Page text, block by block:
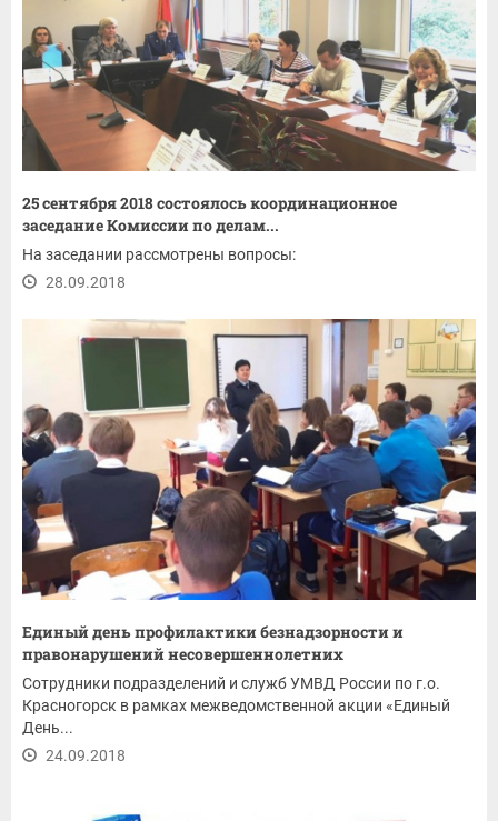
25 сентября 2018 состоялось координационное
заседание Комиссии по делам...
На заседании рассмотрены вопросы:
28.09.2018
Единый день профилактики безнадзорности и
правонарушений несовершеннолетних
Сотрудники подразделений и служб УМВД России по г.о.
Красногорск в рамках межведомственной акции «Единый
День...
24.09.2018